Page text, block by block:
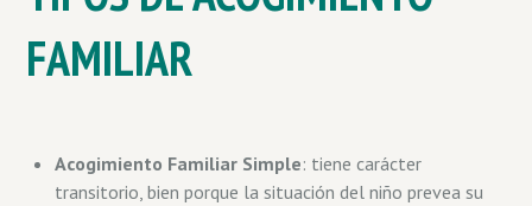
FAMILIAR
Acogimiento Familiar Simple: tiene carácter
transitorio, bien porque la situación del niño prevea su